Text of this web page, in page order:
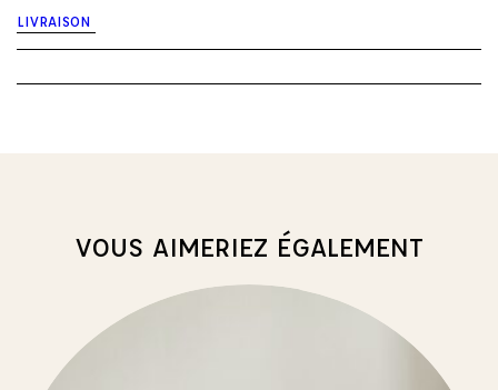
dentition
-
Ramonita
LIVRAISON
VOUS AIMERIEZ ÉGALEMENT